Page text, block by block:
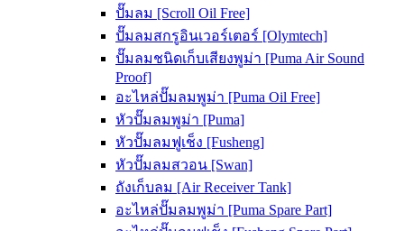
ปั๊มลม [Scroll Oil Free]
ปั๊มลมสกรูอินเวอร์เตอร์ [Olymtech]
ปั๊มลมชนิดเก็บเสียงพูม่า [Puma Air Sound
Proof]
อะไหล่ปั๊มลมพูม่า [Puma Oil Free]
หัวปั๊มลมพูม่า [Puma]
หัวปั๊มลมฟูเช็ง [Fusheng]
หัวปั๊มลมสวอน [Swan]
ถังเก็บลม [Air Receiver Tank]
อะไหล่ปั๊มลมพูม่า [Puma Spare Part]